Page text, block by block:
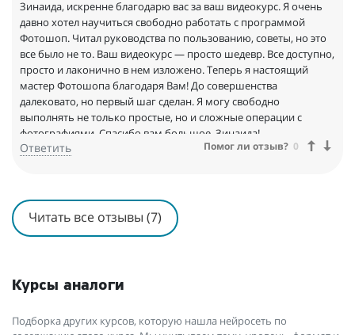
Зинаида, искренне благодарю вас за ваш видеокурс. Я очень
давно хотел научиться свободно работать с программой
Фотошоп. Читал руководства по пользованию, советы, но это
все было не то. Ваш видеокурс — просто шедевр. Все доступно,
просто и лаконично в нем изложено. Теперь я настоящий
мастер Фотошопа благодаря Вам! До совершенства
далековато, но первый шаг сделан. Я могу свободно
выполнять не только простые, но и сложные операции с
фотографиями. Спасибо вам большое, Зинаида!
Ответить Помог ли отзыв? 0
Читать все отзывы (7)
Курсы аналоги
Подборка других курсов, которую нашла нейросеть по